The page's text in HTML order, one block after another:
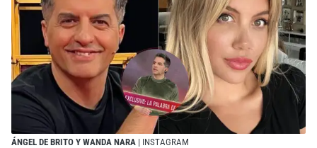
ÁNGEL DE BRITO Y WANDA NARA | INSTAGRAM